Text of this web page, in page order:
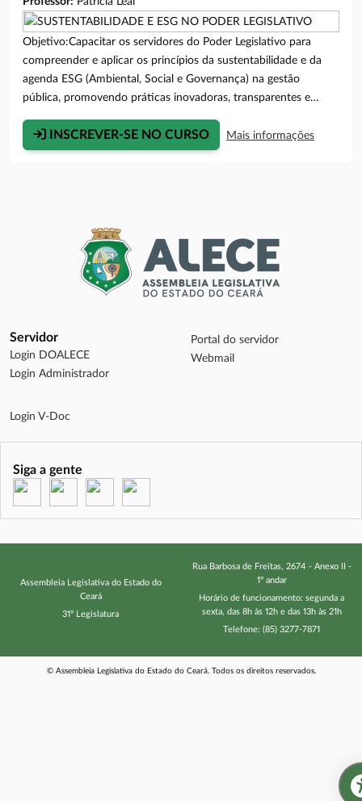
Objetivo:Capacitar os servidores do Poder Legislativo para
compreender e aplicar os princípios da sustentabilidade e da
agenda ESG (Ambiental, Social e Governança) na gestão
pública, promovendo práticas inovadoras, transparentes e
institucional e para o alcance dos Objetivos de
Desenvolvimento Sustentável (ODS).Público Alvo:Apenas
Curso:Presencial.Período do Curso:10, 11, 12, 13 e 14 de
agosto de 2026.Local de Realização do Curso:Unipace - 1º
Andar, Sala D.Horário do Curso:13h às 17h.Carga
Horária:20h/a.Quantidade de Vagas:50.Aviso Importante:Os
obrigatório o informe da matrícula que apenas os servidores da
ALECE possuem. A ausência da matrícula ou a comprovação do
não ligamento à Casa Legislativa resultará no cancelamento da
espaço para queixas posteriores por falta de conhecimento de
frequência mínima de 75% nas aulas e atividades.Mais
Informações:Telefone (85) 3257-7871 / 3277-3738 / 3277-
3728
INSCREVER-SE NO CURSO Mais informações
Servidor
Login DOALECE
Login Administrador
Portal do servidor
Webmail
Login V-Doc
Siga a gente
(abre em nova janela)
(abre em nova janela)
(abre em nova janela)
Assembleia Legislativa do Estado do
Ceará
31º Legislatura
Rua Barbosa de Freitas, 2674 - Anexo II -
1º andar
Horário de funcionamento: segunda a
sexta, das 8h às 12h e das 13h às 21h
Telefone: (85) 3277-7871
© Assembleia Legislativa do Estado do Ceará. Todos os direitos reservados.